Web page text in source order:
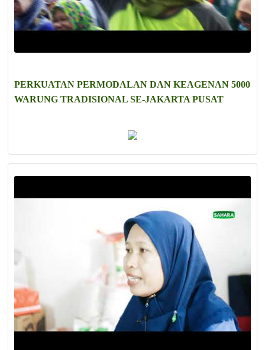
PERKUATAN PERMODALAN DAN KEAGENAN 5000
WARUNG TRADISIONAL SE-JAKARTA PUSAT